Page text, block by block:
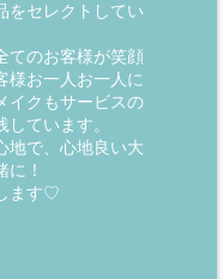
をセレクトしてい
てのお客様が笑顔
様お一人お一人に
イクもサービスの
ています。
地で、心地良い大
に！
ます♡